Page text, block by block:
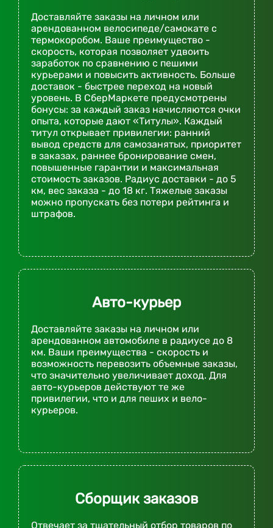
Доставляйте заказы на личном или
арендованном велосипеде/самокате с
термокоробом. Ваше преимущество -
скорость, которая позволяет удвоить
заработок по сравнению с пешими
курьерами и повысить активность. Больше
доставок - быстрее переход на новый
уровень. В СберМаркете предусмотрены
бонусы: за каждый заказ начисляются очки
опыта, которые дают «Титулы». Каждый
титул открывает привилегии: ранний
вывод средств для самозанятых, приоритет
в заказах, раннее бронирование смен,
повышенные гарантии и максимальная
стоимость заказов. Радиус доставки - до 5
км, вес заказа - до 18 кг. Тяжелые заказы
можно пропускать без потери рейтинга и
штрафов.
Авто-курьер
Доставляйте заказы на личном или
арендованном автомобиле в радиусе до 8
км. Ваши преимущества - скорость и
возможность перевозить объемные заказы,
что значительно увеличивает доход. Для
авто-курьеров действуют те же
привилегии, что и для пеших и вело-
курьеров.
Сборщик заказов
Отвечает за тщательный отбор товаров по